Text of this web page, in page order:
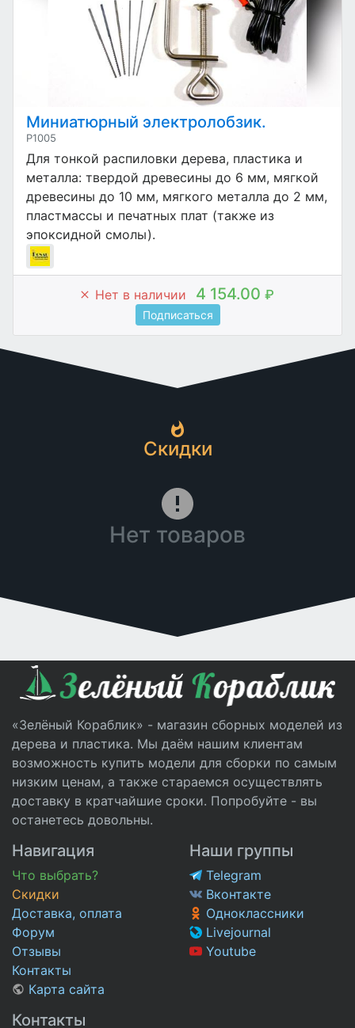
Миниатюрный электролобзик.
P1005
Для тонкой распиловки дерева, пластика и
металла: твердой древесины до 6 мм, мягкой
древесины до 10 мм, мягкого металла до 2 мм,
пластмассы и печатных плат (также из
эпоксидной смолы).
Нет в наличии 4 154.00 ₽
Подписаться
Скидки
Нет товаров
«Зелёный Кораблик» - магазин сборных моделей из
дерева и пластика. Мы даём нашим клиентам
возможность купить модели для сборки по самым
низким ценам, а также стараемся осуществлять
доставку в кратчайшие сроки. Попробуйте - вы
останетесь довольны.
Навигация
Что выбрать?
Скидки
Доставка, оплата
Форум
Отзывы
Контакты
Карта сайта
Наши группы
Telegram
Вконтакте
Одноклассники
Livejournal
Youtube
Контакты